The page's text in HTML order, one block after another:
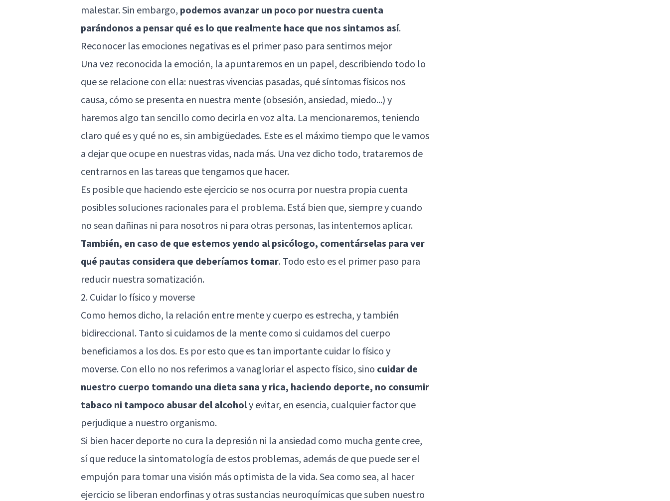
malestar. Sin embargo, podemos avanzar un poco por nuestra cuenta
parándonos a pensar qué es lo que realmente hace que nos sintamos así.
Reconocer las emociones negativas es el primer paso para sentirnos mejor
Una vez reconocida la emoción, la apuntaremos en un papel, describiendo todo lo
que se relacione con ella: nuestras vivencias pasadas, qué síntomas físicos nos
causa, cómo se presenta en nuestra mente (obsesión, ansiedad, miedo...) y
haremos algo tan sencillo como decirla en voz alta. La mencionaremos, teniendo
claro qué es y qué no es, sin ambigüedades. Este es el máximo tiempo que le vamos
a dejar que ocupe en nuestras vidas, nada más. Una vez dicho todo, trataremos de
centrarnos en las tareas que tengamos que hacer.
Es posible que haciendo este ejercicio se nos ocurra por nuestra propia cuenta
posibles soluciones racionales para el problema. Está bien que, siempre y cuando
no sean dañinas ni para nosotros ni para otras personas, las intentemos aplicar.
También, en caso de que estemos yendo al psicólogo, comentárselas para ver
qué pautas considera que deberíamos tomar. Todo esto es el primer paso para
reducir nuestra somatización.
2. Cuidar lo físico y moverse
Como hemos dicho, la relación entre mente y cuerpo es estrecha, y también
bidireccional. Tanto si cuidamos de la mente como si cuidamos del cuerpo
beneficiamos a los dos. Es por esto que es tan importante cuidar lo físico y
moverse. Con ello no nos referimos a vanagloriar el aspecto físico, sino cuidar de
nuestro cuerpo tomando una dieta sana y rica, haciendo deporte, no consumir
tabaco ni tampoco abusar del alcoholy evitar, en esencia, cualquier factor que
perjudique a nuestro organismo.
Si bien hacer deporte no cura la depresión ni la ansiedad como mucha gente cree,
sí que reduce la sintomatología de estos problemas, además de que puede ser el
empujón para tomar una visión más optimista de la vida. Sea como sea, al hacer
ejercicio se liberan endorfinas y otras sustancias neuroquímicas que suben nuestro